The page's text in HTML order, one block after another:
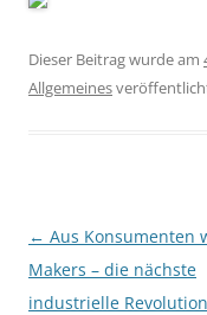
Dieser Beitrag wurde am
Allgemeines
Beitragsnavigation
← Aus Konsumenten
Makers – die nächste
industrielle